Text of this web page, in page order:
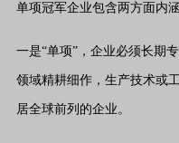
单项冠军企业包含两方面内涵
一是“单项”，企业必须长期
领域精耕细作，生产技术或
居全球前列的企业。